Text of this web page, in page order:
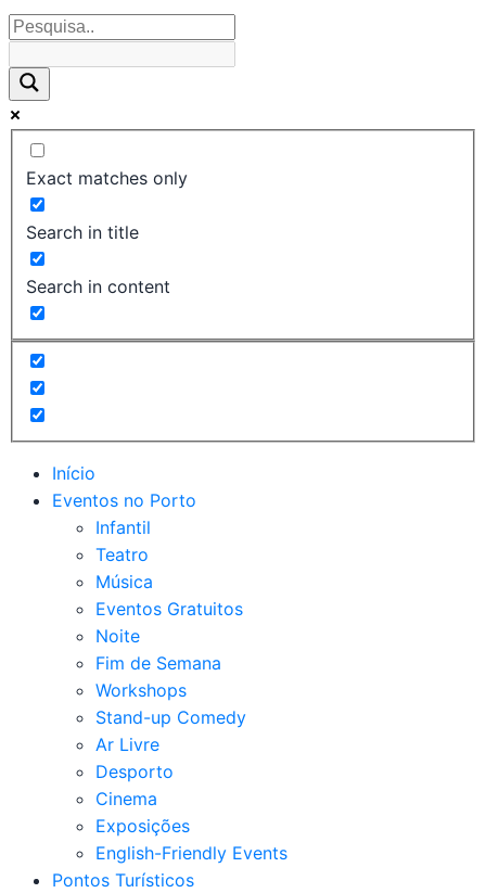
Exact matches only
Search in title
Search in content
Início
Eventos no Porto
Infantil
Teatro
Música
Eventos Gratuitos
Noite
Fim de Semana
Workshops
Stand-up Comedy
Ar Livre
Desporto
Cinema
Exposições
English-Friendly Events
Pontos Turísticos